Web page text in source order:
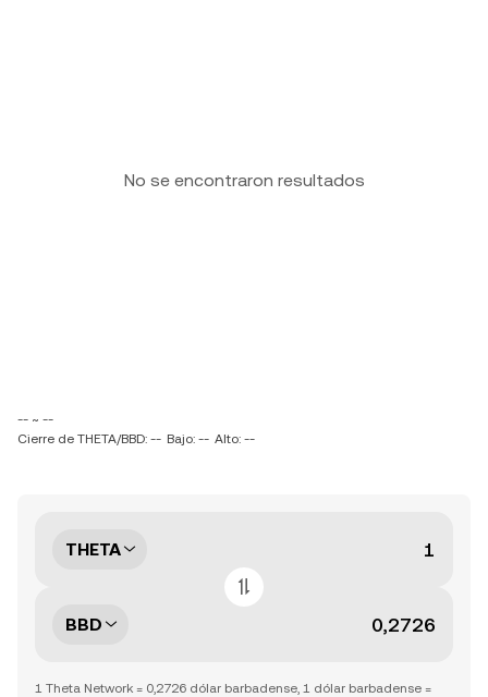
No se encontraron resultados
-- ~ --
Cierre de THETA/BBD: -- Bajo: -- Alto: --
THETA
BBD
1 Theta Network = 0,2726 dólar barbadense, 1 dólar barbadense =